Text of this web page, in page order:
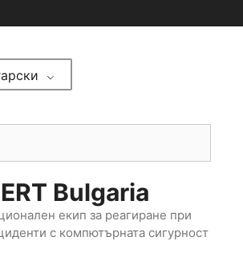
Bulgaria
екип за реагиране при
с компютърната сигурност